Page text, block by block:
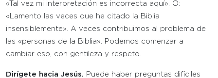
«Tal vez mi interpretación es incorrecta aquí». O:
«Lamento las veces que he citado la Biblia
insensiblemente». A veces contribuimos al problema de
las «personas de la Biblia». Podemos comenzar a
cambiar eso, con gentileza y respeto.
Dirígete hacia Jesús. Puede haber preguntas difíciles